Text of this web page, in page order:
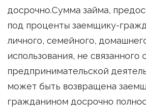
досрочно.Сумма займа,
под проценты заемщику-
личного, семейного,
использования, не связанного
предпринимательской
может быть возвращена
гражданином досрочно